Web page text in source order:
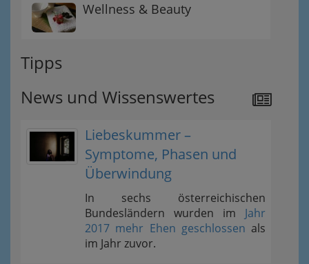
Wellness & Beauty
Tipps
News und Wissenswertes
Liebeskummer –
Symptome, Phasen und
Überwindung
In sechs österreichischen
Bundesländern wurden im Jahr
2017 mehr Ehen geschlossen als
im Jahr zuvor.